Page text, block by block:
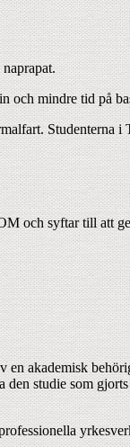
och mindre tid på
Studenterna
och syftar till att
en akademisk
studie som